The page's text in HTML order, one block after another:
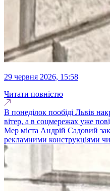
29 червня 2026, 15:58
Читати повністю
В понеділок пообіді Львів
вітер, а в соцмережах уже
Мер міста Андрій Садовий
рекламними конструкціями